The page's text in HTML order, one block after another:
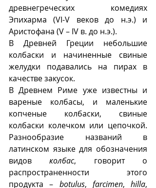
древнегреческих комедиях
Эпихарма (VI-V веков до н.э.) и
Аристофана (V – IV в. до н.э.).
В Древней Греции небольшие
колбаски и начиненные свиные
желудки подавались на пирах в
качестве закусок.
В Древнем Риме уже известны и
вареные колбасы, и маленькие
копченые колбаски, свиные
колбаски колечком или цепочкой.
Разнообразие названий в
латинском языке для обозначения
видов колбас, говорит о
распространенности этого
продукта – botulus, farcimen, hilla